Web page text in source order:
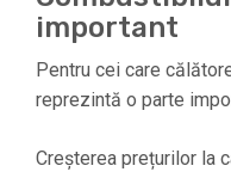
important
Pentru cei care
reprezintă o parte
Creșterea prețurilor la